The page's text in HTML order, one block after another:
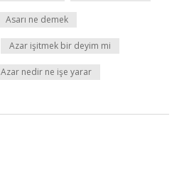
Asarı ne demek
Azar işitmek bir deyim mi
Azar nedir ne işe yarar